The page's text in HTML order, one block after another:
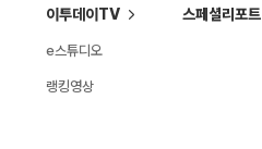
이투데이TV
e스튜디오
랭킹영상
스페셜리포트